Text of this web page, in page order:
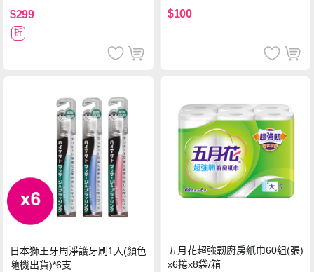
$299
折
$100
日本獅王牙周淨護牙刷1入(顏色
隨機出貨)*6支
五月花超強韌廚房紙巾60組(張)
x6捲x8袋/箱